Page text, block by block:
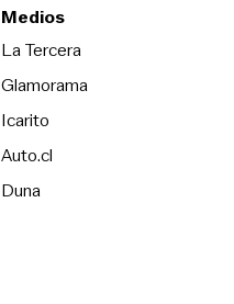
Medios
La TerceraOpens in new
Glamorama
Icarito
Auto.cl
DunaOpens in new window